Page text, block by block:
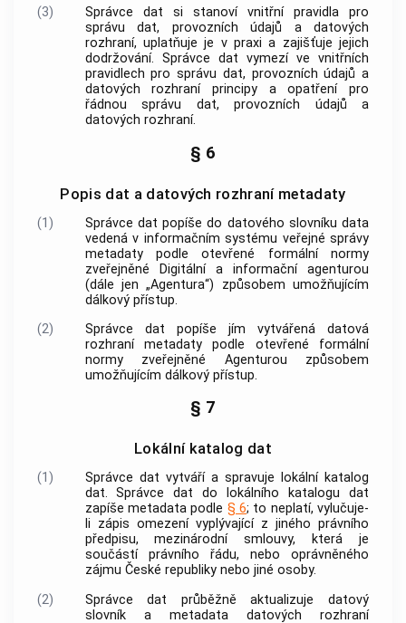
(3)
Správce dat si stanoví vnitřní pravidla pro
správu dat, provozních údajů a datových
rozhraní, uplatňuje je v praxi a zajišťuje jejich
dodržování. Správce dat vymezí ve vnitřních
pravidlech pro správu dat, provozních údajů a
datových rozhraní principy a opatření pro
řádnou správu dat, provozních údajů a
datových rozhraní.
§ 6
Popis dat a datových rozhraní metadaty
(1)
Správce dat popíše do datového slovníku data
vedená v informačním systému veřejné správy
metadaty podle otevřené formální normy
zveřejněné Digitální a informační agenturou
(dále jen „Agentura“) způsobem umožňujícím
dálkový přístup.
(2)
Správce dat popíše jím vytvářená datová
rozhraní metadaty podle otevřené formální
normy zveřejněné Agenturou způsobem
umožňujícím dálkový přístup.
§ 7
Lokální katalog dat
(1)
Správce dat vytváří a spravuje lokální katalog
dat. Správce dat do lokálního katalogu dat
zapíše metadata podle § 6; to neplatí, vylučuje-
li zápis omezení vyplývající z jiného právního
předpisu, mezinárodní smlouvy, která je
součástí právního řádu, nebo oprávněného
zájmu České republiky nebo jiné osoby.
(2)
Správce dat průběžně aktualizuje datový
slovník a metadata datových rozhraní